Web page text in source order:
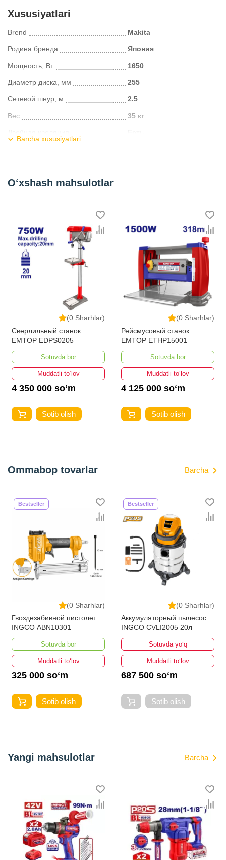
Xususiyatlari
Brend Makita
Родина бренда Япония
Мощность, Вт 1650
Диаметр диска, мм 255
Сетевой шнур, м 2.5
Вес 35 кг
Посадочное отверстие, мм
Barcha xususiyatlari
O‘xshash mahsulotlar
(0 Sharhlar)
Рейсмусовый станок
EMTOP ETHP15001
Sotuvda bor
Muddatli to‘lov
4 125 000 so‘m
Sotib olish
(0 Sharhlar)
Sotuvda bor
Muddatli to‘lov
575 000 so‘m
Sotib olish
Ommabop tovarlar Barcha
(0 Sharhlar)
Bestseller
Аккумуляторный пылесос
INGCO CVLI2005 20л
Sotuvda yo‘q
Muddatli to‘lov
687 500 so‘m
Sotib olish
(0 Sharhlar)
Bestseller
Шумомер UNI-T UT353
Sotuvda bor
Muddatli to‘lov
250 000 so‘m
Sotib olish
Yangi mahsulotlar Barcha